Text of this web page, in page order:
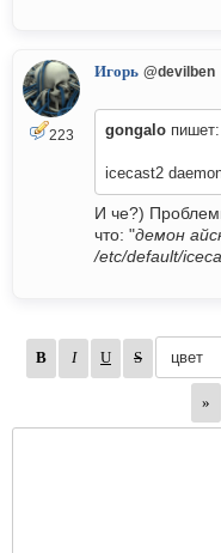
223
Игорь @devilben
gongalo пишет:
icecast2
И че?)
что: "демон
/etc/default/